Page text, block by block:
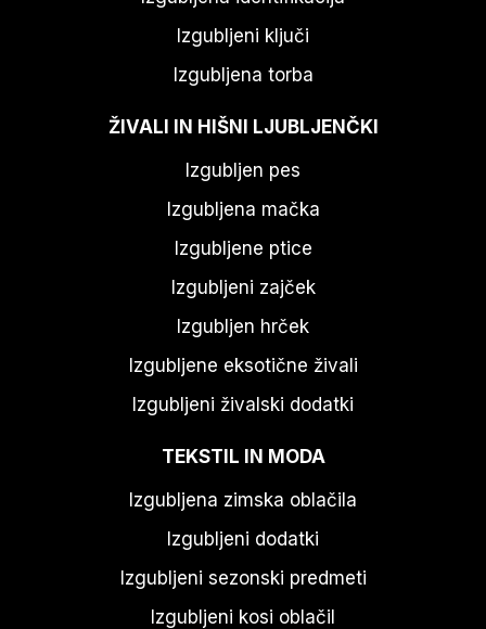
Izgubljeni ključi
Izgubljena torba
ŽIVALI IN HIŠNI LJUBLJENČKI
Izgubljen pes
Izgubljena mačka
Izgubljene ptice
Izgubljeni zajček
Izgubljen hrček
Izgubljene eksotične živali
Izgubljeni živalski dodatki
TEKSTIL IN MODA
Izgubljena zimska oblačila
Izgubljeni dodatki
Izgubljeni sezonski predmeti
Izgubljeni kosi oblačil